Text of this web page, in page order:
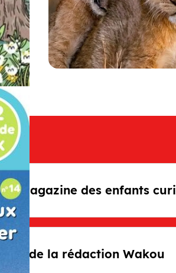
Le magazine des enfants
Avis de la rédaction Wakou